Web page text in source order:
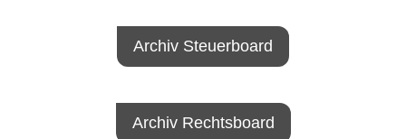
Archiv Steuerboard
Archiv Rechtsboard